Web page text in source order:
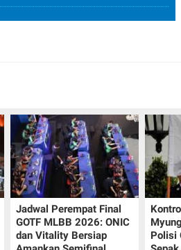
Jadwal Perempat Final
GOTF MLBB 2026: ONIC
dan Vitality Bersiap
Polisi